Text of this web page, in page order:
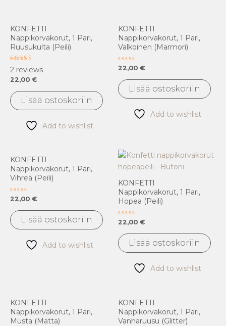
KONFETTI
Nappikorvakorut, 1 Pari,
Ruusukulta (peili)
Arvostelu
tuotteesta:
5.00
2 reviews
22,00 €
Lisää ostoskoriin
Add to wishlist
KONFETTI
Nappikorvakorut, 1 Pari,
Valkoinen (marmori)
Arvostelu
tuotteesta:
/
5
22,00 €
Lisää ostoskoriin
Add to wishlist
KONFETTI
Nappikorvakorut, 1 Pari,
Vihreä (peili)
Arvostelu
tuotteesta:
/
5
22,00 €
Lisää ostoskoriin
Add to wishlist
KONFETTI
Nappikorvakorut, 1 Pari,
Hopea (peili)
Arvostelu
tuotteesta:
/
5
22,00 €
Lisää ostoskoriin
Add to wishlist
KONFETTI
Nappikorvakorut, 1 Pari,
Musta (matta)
KONFETTI
Nappikorvakorut, 1 Pari,
Vanharuusu (glitter)